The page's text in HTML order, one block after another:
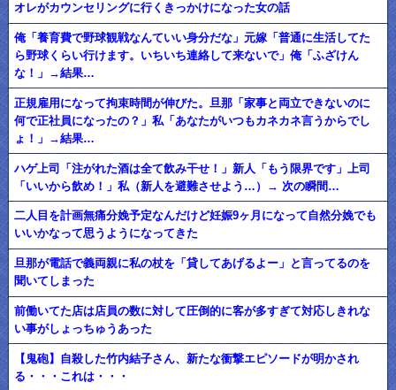
オレがカウンセリングに行くきっかけになった女の話
俺「養育費で野球観戦なんていい身分だな」元嫁「普通に生活してた
ら野球くらい行けます。いちいち連絡して来ないで」俺「ふざけん
な！」→結果…
正規雇用になって拘束時間が伸びた。旦那「家事と両立できないのに
何で正社員になったの？」私「あなたがいつもカネカネ言うからでし
ょ！」→結果…
ハゲ上司「注がれた酒は全て飲み干せ！」新人「もう限界です」上司
「いいから飲め！」私（新人を避難させよう…）→ 次の瞬間…
二人目を計画無痛分娩予定なんだけど妊娠9ヶ月になって自然分娩でも
いいかなって思うようになってきた
旦那が電話で義両親に私の杖を「貸してあげるよー」と言ってるのを
聞いてしまった
前働いてた店は店員の数に対して圧倒的に客が多すぎて対応しきれな
い事がしょっちゅうあった
【鬼砲】自殺した竹内結子さん、新たな衝撃エピソードが明かされ
る・・・これは・・・